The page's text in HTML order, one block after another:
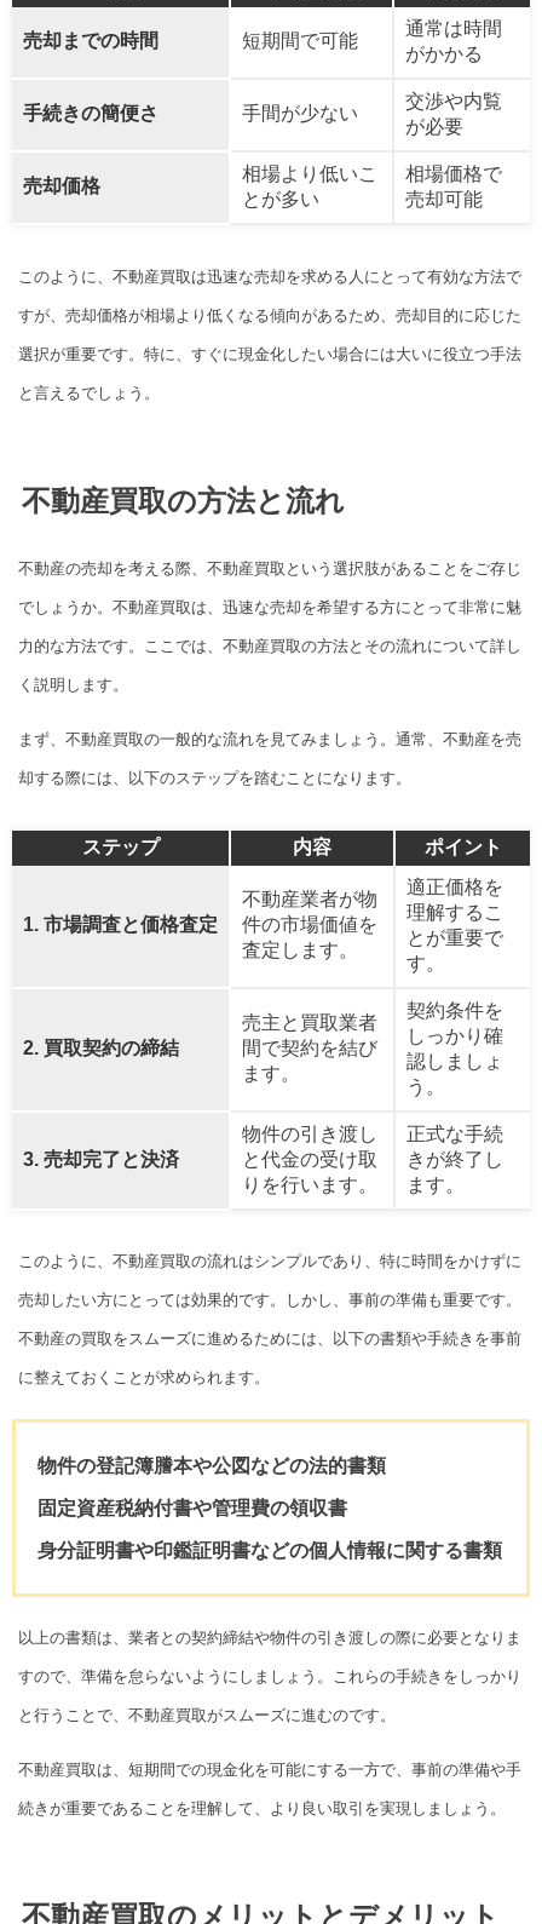
売却までの時間 短期間で可能
通常は時間
がかかる
手続きの簡便さ 手間が少ない
交渉や内覧
が必要
売却価格
相場より低いこ
とが多い
相場価格で
売却可能
このように、不動産買取は迅速な売却を求める人にとって有効な方法で
すが、売却価格が相場より低くなる傾向があるため、売却目的に応じた
選択が重要です。特に、すぐに現金化したい場合には大いに役立つ手法
と言えるでしょう。
不動産買取の方法と流れ
不動産の売却を考える際、不動産買取という選択肢があることをご存じ
でしょうか。不動産買取は、迅速な売却を希望する方にとって非常に魅
力的な方法です。ここでは、不動産買取の方法とその流れについて詳し
く説明します。
まず、不動産買取の一般的な流れを見てみましょう。通常、不動産を売
却する際には、以下のステップを踏むことになります。
ステップ 内容 ポイント
1. 市場調査と価格査定
不動産業者が物
件の市場価値を
査定します。
適正価格を
理解するこ
とが重要で
す。
2. 買取契約の締結
売主と買取業者
間で契約を結び
ます。
契約条件を
しっかり確
認しましょ
う。
3. 売却完了と決済
物件の引き渡し
と代金の受け取
りを行います。
正式な手続
きが終了し
ます。
このように、不動産買取の流れはシンプルであり、特に時間をかけずに
売却したい方にとっては効果的です。しかし、事前の準備も重要です。
不動産の買取をスムーズに進めるためには、以下の書類や手続きを事前
に整えておくことが求められます。
物件の登記簿謄本や公図などの法的書類
固定資産税納付書や管理費の領収書
身分証明書や印鑑証明書などの個人情報に関する書類
以上の書類は、業者との契約締結や物件の引き渡しの際に必要となりま
すので、準備を怠らないようにしましょう。これらの手続きをしっかり
と行うことで、不動産買取がスムーズに進むのです。
不動産買取は、短期間での現金化を可能にする一方で、事前の準備や手
続きが重要であることを理解して、より良い取引を実現しましょう。
不動産買取のメリットとデメリット